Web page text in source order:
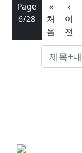
Page
6/28
«
처
음
‹
이
전